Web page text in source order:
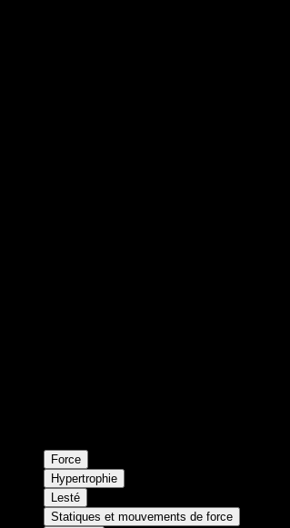
Force
Hypertrophie
Lesté
Statiques et mouvements de force